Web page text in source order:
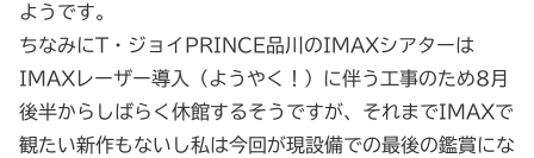
ようです。
ちなみにT・ジョイPRINCE品川のIMAXシアターは
IMAXレーザー導入（ようやく！）に伴う工事のため8月
後半からしばらく休館するそうですが、それまでIMAXで
観たい新作もないし私は今回が現設備での最後の鑑賞にな